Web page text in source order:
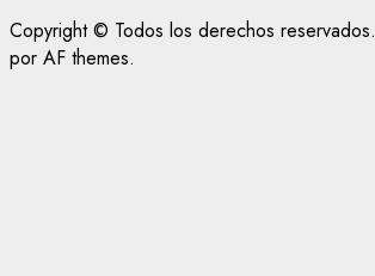
Copyright © Todos los derechos reservados.
por AF themes.